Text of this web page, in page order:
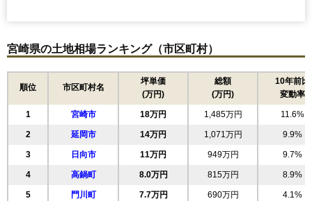
宮崎県の土地相場ランキング（市区町村）
順位 市区町村名
坪単価
(万円)
総額
(万円)
10年前比
変動率
1 宮崎市 18万円 1,485万円 11.6%
2 延岡市 14万円 1,071万円 9.9%
3 日向市 11万円 949万円 9.7%
4 高鍋町 8.0万円 815万円 8.9%
5 門川町 7.7万円 690万円 4.1%